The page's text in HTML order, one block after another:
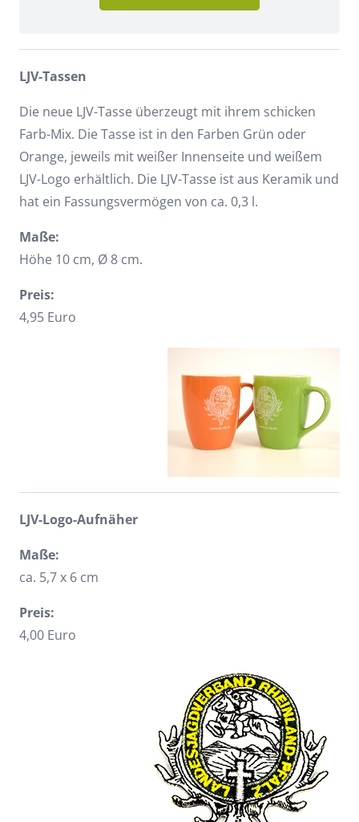
LJV-Tassen
Die neue LJV-Tasse überzeugt mit ihrem schicken
Farb-Mix. Die Tasse ist in den Farben Grün oder
Orange, jeweils mit weißer Innenseite und weißem
LJV-Logo erhältlich. Die LJV-Tasse ist aus Keramik und
hat ein Fassungsvermögen von ca. 0,3 l.
Maße:
Höhe 10 cm, Ø 8 cm.
Preis:
4,95 Euro
LJV-Logo-Aufnäher
Maße:
ca. 5,7 x 6 cm
Preis:
4,00 Euro